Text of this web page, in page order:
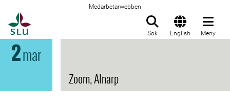
Medarbetarwebben
Sök English Meny
2mar
Zoom, Alnarp